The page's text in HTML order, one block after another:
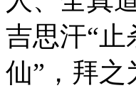
吉思汗“止
仙”，拜